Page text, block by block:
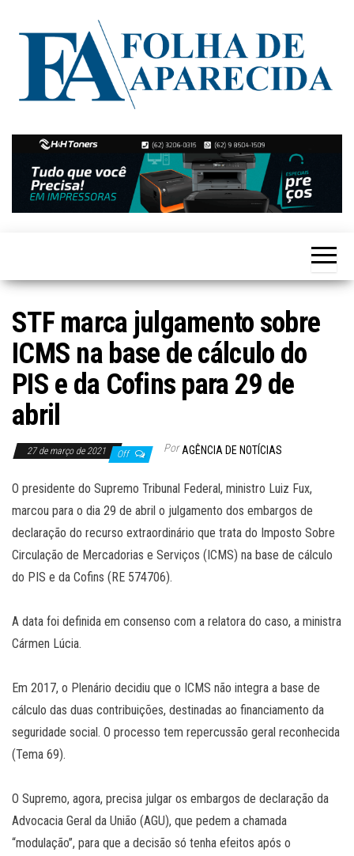
Folha de
Aparecida
Notícias
de
Aparecida
de
Goiânia
STF marca julgamento sobre
ICMS na base de cálculo do
PIS e da Cofins para 29 de
abril
27 de março de 2021 Off Por AGÊNCIA DE NOTÍCIAS
O presidente do Supremo Tribunal Federal, ministro Luiz Fux,
marcou para o dia 29 de abril o julgamento dos embargos de
declaração do recurso extraordinário que trata do Imposto Sobre
Circulação de Mercadorias e Serviços (ICMS) na base de cálculo
do PIS e da Cofins (RE 574706).
A data foi definida em consenso com a relatora do caso, a ministra
Cármen Lúcia.
Em 2017, o Plenário decidiu que o ICMS não integra a base de
cálculo das duas contribuições, destinadas ao financiamento da
seguridade social. O processo tem repercussão geral reconhecida
(Tema 69).
O Supremo, agora, precisa julgar os embargos de declaração da
Advocacia Geral da União (AGU), que pedem a chamada
“modulação”, para que a decisão só tenha efeitos após o